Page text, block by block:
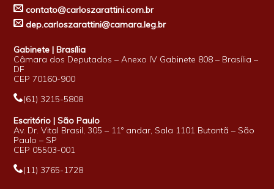
contato@carloszarattini.com.br
dep.carloszarattini@camara.leg.br
Gabinete | Brasília
Câmara dos Deputados – Anexo IV Gabinete 808 – Brasília –
DF
CEP 70160-900
(61) 3215-5808
Escritório | São Paulo
Av. Dr. Vital Brasil, 305 – 11º andar, Sala 1101 Butantã – São
Paulo – SP
CEP 05503-001
(11) 3765-1728